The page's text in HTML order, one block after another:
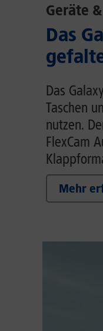
Geräte
Das
Das
Taschen
nutzen.
FlexCam
Mehr